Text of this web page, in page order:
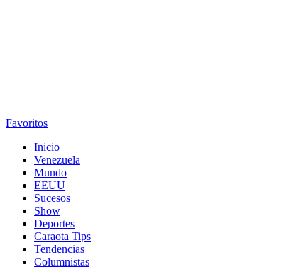
Favoritos
Inicio
Venezuela
Mundo
EEUU
Sucesos
Show
Deportes
Caraota Tips
Tendencias
Columnistas